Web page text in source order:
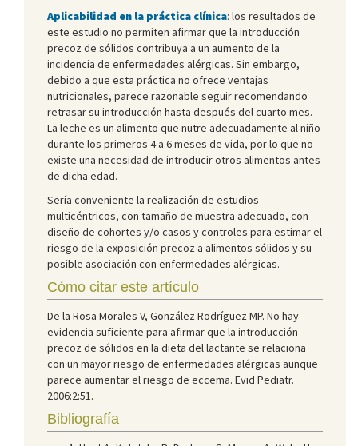
Aplicabilidad en la práctica clínica: los resultados de
este estudio no permiten afirmar que la introducción
precoz de sólidos contribuya a un aumento de la
incidencia de enfermedades alérgicas. Sin embargo,
debido a que esta práctica no ofrece ventajas
nutricionales, parece razonable seguir recomendando
retrasar su introducción hasta después del cuarto mes.
La leche es un alimento que nutre adecuadamente al niño
durante los primeros 4 a 6 meses de vida, por lo que no
existe una necesidad de introducir otros alimentos antes
de dicha edad.
Sería conveniente la realización de estudios
multicéntricos, con tamaño de muestra adecuado, con
diseño de cohortes y/o casos y controles para estimar el
riesgo de la exposición precoz a alimentos sólidos y su
posible asociación con enfermedades alérgicas.
Cómo citar este artículo
De la Rosa Morales V, González Rodríguez MP. No hay
evidencia suficiente para afirmar que la introducción
precoz de sólidos en la dieta del lactante se relaciona
con un mayor riesgo de enfermedades alérgicas aunque
parece aumentar el riesgo de eccema. Evid Pediatr.
2006:2:51.
Bibliografía